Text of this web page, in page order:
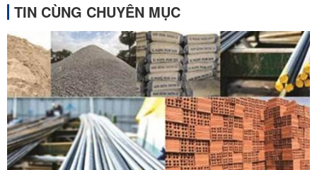
TIN CÙNG CHUYÊN MỤC